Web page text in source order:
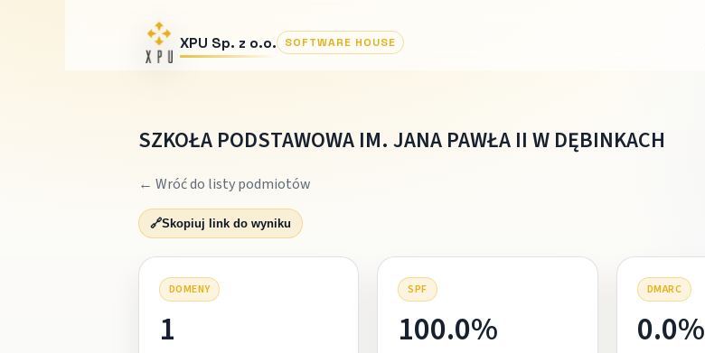
XPU Sp. z o.o. SOFTWARE HOUSE
SZKOŁA PODSTAWOWA IM. JANA PAWŁA II W DĘBINKACH
← Wróć do listy podmiotów
🔗Skopiuj link do wyniku
DOMENY
1
SPF
100.0%
DMARC
0.0%